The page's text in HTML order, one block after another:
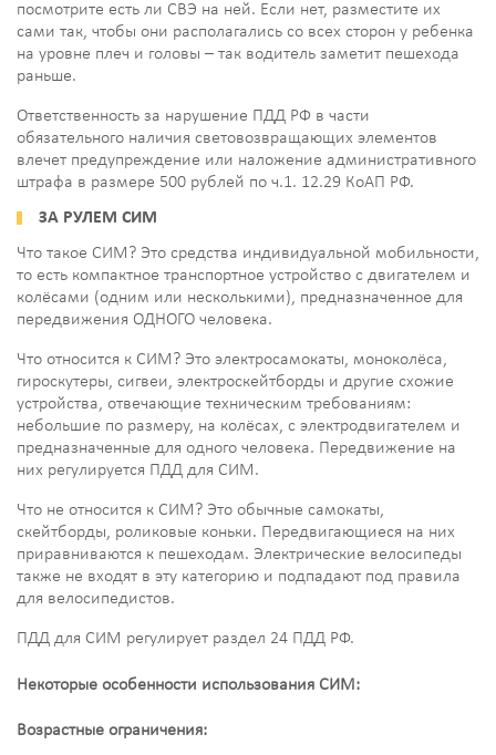
посмотрите есть ли СВЭ на ней. Если нет, разместите их
сами так, чтобы они располагались со всех сторон у ребенка
на уровне плеч и головы – так водитель заметит пешехода
раньше.
Ответственность за нарушение ПДД РФ в части
обязательного наличия световозвращающих элементов
влечет предупреждение или наложение административного
штрафа в размере 500 рублей по ч.1. 12.29 КоАП РФ.
ЗА РУЛЕМ СИМ
Что такое СИМ? Это средства индивидуальной мобильности,
то есть компактное транспортное устройство с двигателем и
колёсами (одним или несколькими), предназначенное для
передвижения ОДНОГО человека.
Что относится к СИМ? Это электросамокаты, моноколёса,
гироскутеры, сигвеи, электроскейтборды и другие схожие
устройства, отвечающие техническим требованиям:
небольшие по размеру, на колёсах, с электродвигателем и
предназначенные для одного человека. Передвижение на
них регулируется ПДД для СИМ.
Что не относится к СИМ? Это обычные самокаты,
скейтборды, роликовые коньки. Передвигающиеся на них
приравниваются к пешеходам. Электрические велосипеды
также не входят в эту категорию и подпадают под правила
для велосипедистов.
ПДД для СИМ регулирует раздел 24 ПДД РФ.
Некоторые особенности использования СИМ:
Возрастные ограничения: